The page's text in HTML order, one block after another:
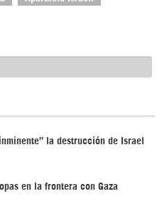
la destrucción de Israel
en la frontera con Gaza